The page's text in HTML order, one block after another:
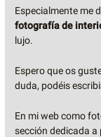
Especialmente me
fotografía de
lujo.
Espero que os
duda, podéis
En mi web como
sección dedicada